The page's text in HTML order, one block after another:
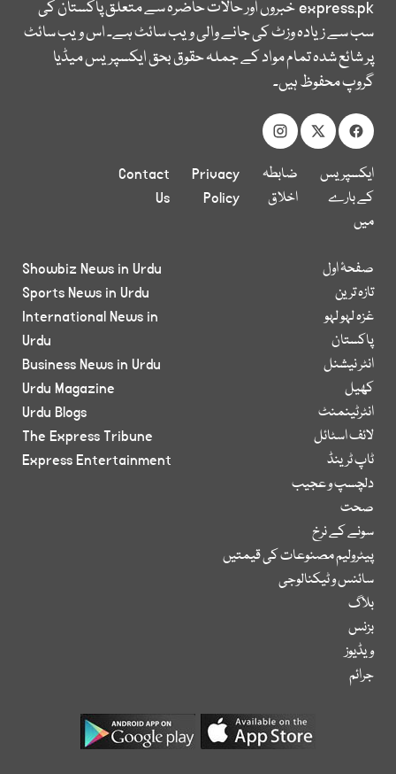
express.pkخبروں اور حالات حاضرہ سے متعلق پاکستان کی
سب سے زیادہ وزٹ کی جانے والی ویب سائٹ ہے۔ اس ویب سائٹ
پر شائع شدہ تمام مواد کے جملہ حقوق بحق ایکسپریس میڈیا
گروپ محفوظ ہیں۔
ایکسپریس
کے بارے
میں
ضابطہ
اخلاق
Privacy
Policy
Contact
Us
صفحۂ اول
تازہ ترین
غزہ لہو لہو
پاکستان
انٹر نیشنل
کھیل
انٹرٹینمنٹ
لائف اسٹائل
ٹاپ ٹرینڈ
دلچسپ و عجیب
صحت
سونے کے نرخ
پیٹرولیم مصنوعات کی قیمتیں
سائنس و ٹیکنالوجی
بلاگ
بزنس
ویڈیوز
جرائم
Showbiz News in Urdu
Sports News in Urdu
International News in
Urdu
Business News in Urdu
Urdu Magazine
Urdu Blogs
The Express Tribune
Express Entertainment